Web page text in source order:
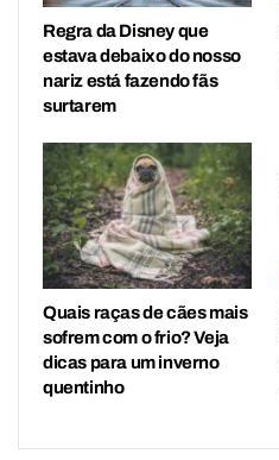
Regra da Disney que
estava debaixo do nosso
nariz está fazendo fãs
surtarem
Quais raças de cães mais
sofrem com o frio? Veja
dicas para um inverno
quentinho